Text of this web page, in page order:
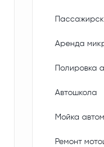
Аренда
Полировка
Автошкола
Мойка
Ремонт